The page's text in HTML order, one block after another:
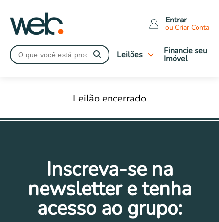
Judiciais
Imóveis Caixa
Apartamentos
Casas
Comerciais
Terrenos
Rural
Leilões Financie seu
Imóvel
Entrar
ou Criar Conta
Leilão encerrado
Inscreva-se na
newsletter e tenha
acesso ao grupo: